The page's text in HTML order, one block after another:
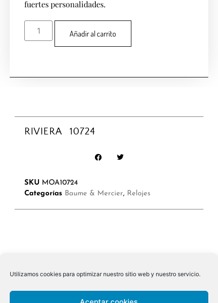
Utilizamos cookies para optimizar nuestro sitio web y nuestro servicio.
fuertes personalidades.
Añadir al carrito
RIVIERA 10724
SKU MOA10724
Categorías Baume & Mercier, Relojes